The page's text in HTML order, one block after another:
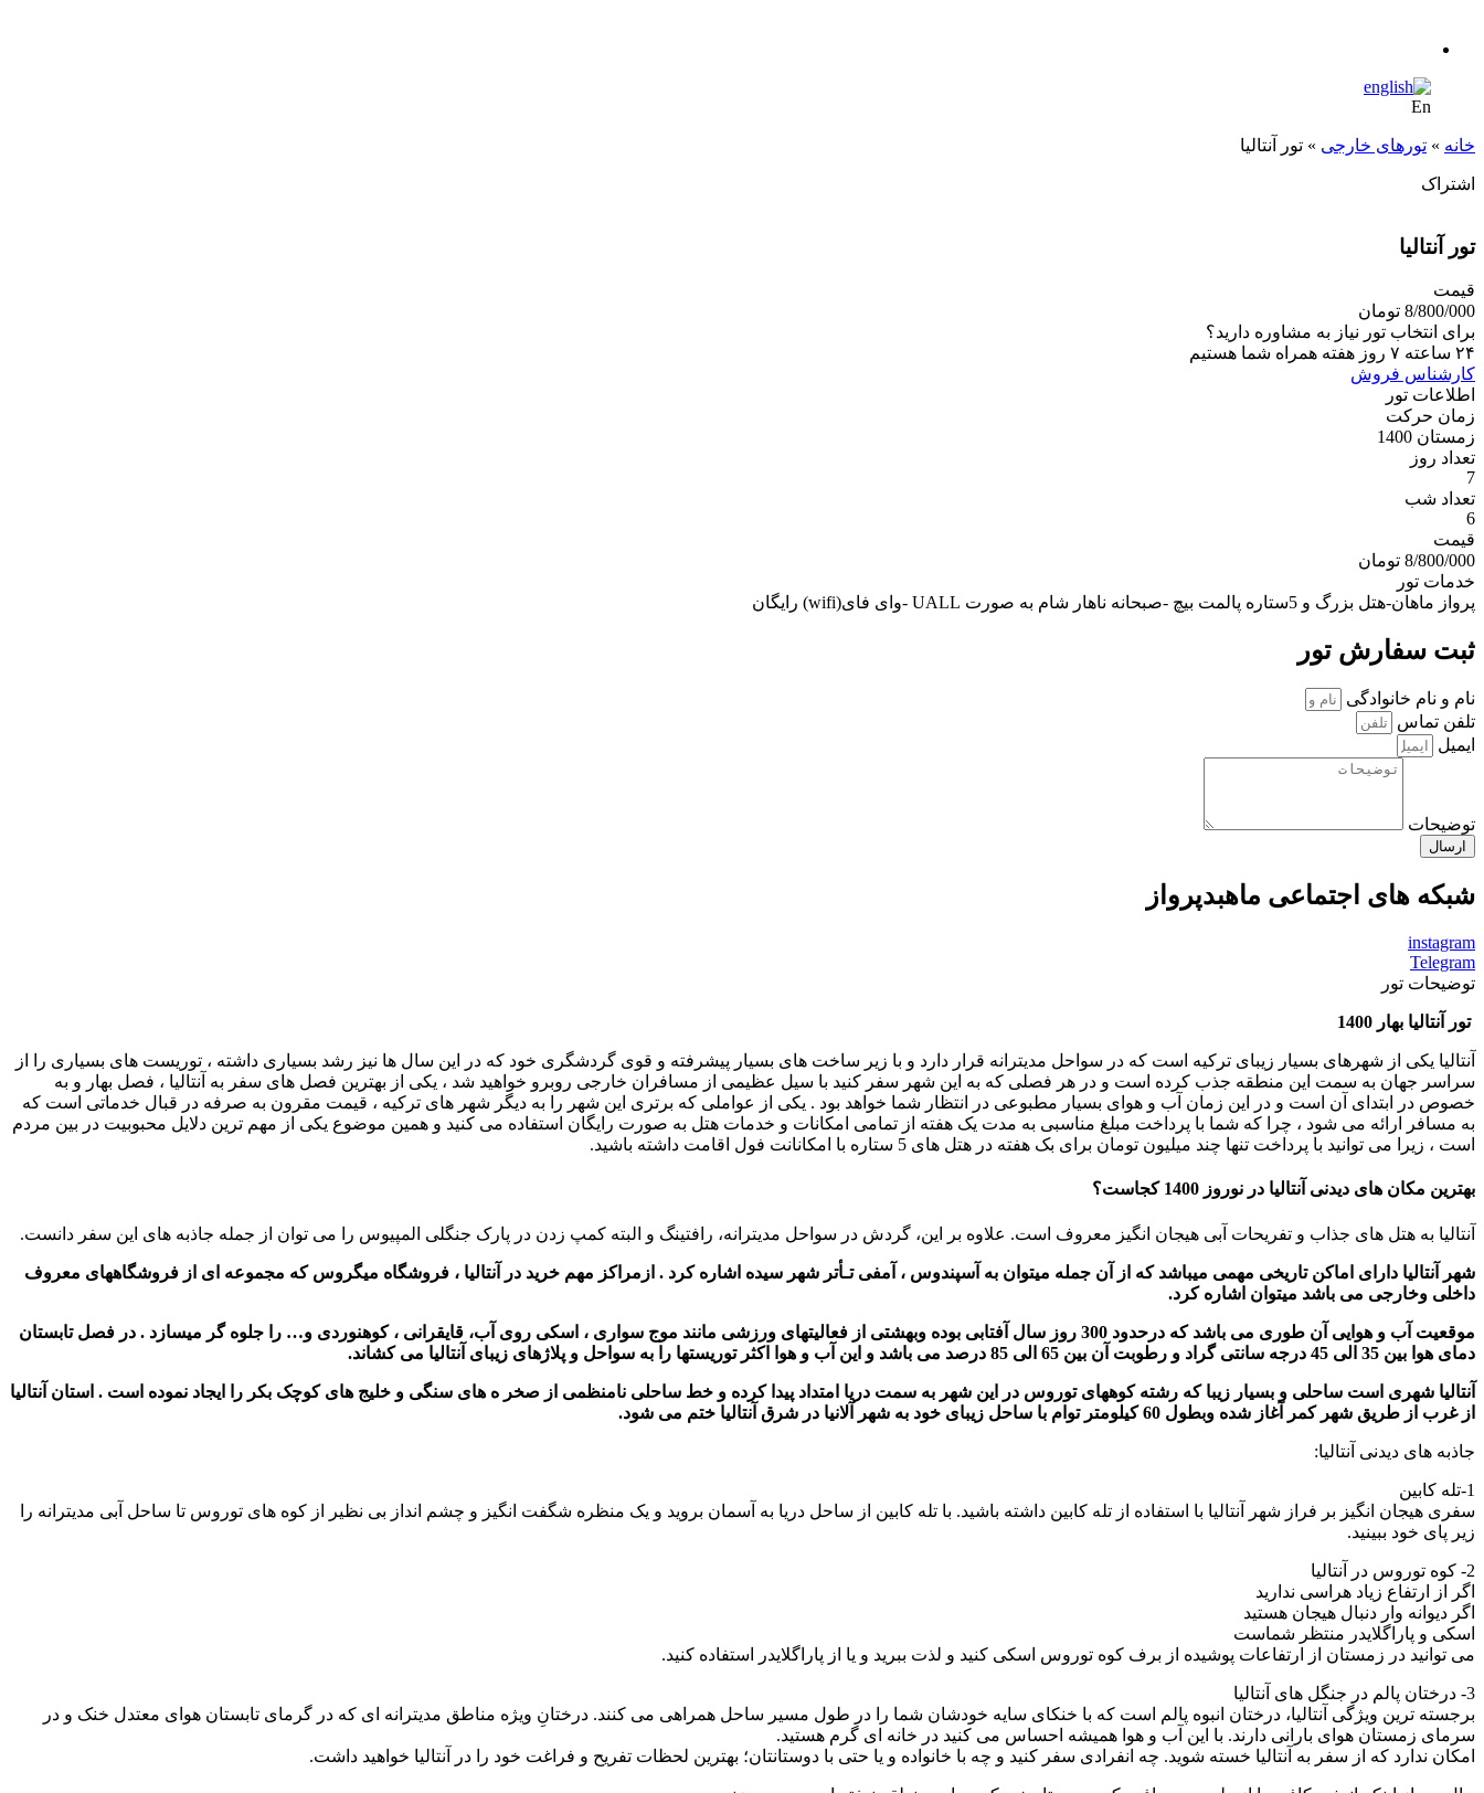
En
خانه » تورهای خارجی » تور آنتالیا
اشتراک
تور آنتالیا
قیمت
8/800/000 تومان
برای انتخاب تور نیاز به مشاوره دارید؟‌‌
۲۴ ساعته ۷ روز هفته همراه شما هستیم‌
کارشناس فروش
اطلاعات تور
زمان حرکت
زمستان 1400
تعداد روز
7
تعداد شب
6
قیمت
8/800/000 تومان
خدمات تور
پرواز ماهان-هتل بزرگ و 5ستاره پالمت بیچ -صبحانه ناهار شام به صورت UALL -وای فای(wifi) رایگان
ثبت سفارش تور
نام و نام خانوادگی
تلفن تماس
ایمیل
توضیحات
ارسال
شبکه های اجتماعی ماهبدپرواز
instagram
Telegram
توضیحات تور
تور آنتالیا بهار 1400
آنتالیا یکی از شهرهای بسیار زیبای ترکیه است که در سواحل مدیترانه قرار دارد و با زیر ساخت های بسیار پیشرفته و قوی گردشگری خود که در این سال ها نیز رشد بسیاری داشته ، توریست های بسیاری را از
سراسر جهان به سمت این منطقه جذب کرده است و در هر فصلی که به این شهر سفر کنید با سیل عظیمی از مسافران خارجی روبرو خواهید شد ، یکی از بهترین فصل های سفر به آنتالیا ، فصل بهار و به
خصوص در ابتدای آن است و در این زمان آب و هوای بسیار مطبوعی در انتظار شما خواهد بود . یکی از عواملی که برتری این شهر را به دیگر شهر های ترکیه ، قیمت مقرون به صرفه در قبال خدماتی است که
به مسافر ارائه می شود ، چرا که شما با پرداخت مبلغ مناسبی به مدت یک هفته از تمامی امکانات و خدمات هتل به صورت رایگان استفاده می کنید و همین موضوع یکی از مهم ترین دلایل محبوبیت در بین مردم
است ، زیرا می توانید با پرداخت تنها چند میلیون تومان برای بک هفته در هتل های 5 ستاره با امکانانت فول اقامت داشته باشید.
بهترین مکان های دیدنی آنتالیا در نوروز 1400 کجاست؟
آنتالیا به هتل های جذاب و تفریحات آبی هیجان انگیز معروف است. علاوه بر این، گردش در سواحل مدیترانه، رافتینگ و البته کمپ زدن در پارک جنگلی المپیوس را می توان از جمله جاذبه های این سفر دانست.
شهر آنتالیا دارای اماکن تاریخی مهمی میباشد که از آن جمله میتوان به آسپندوس ، آمفی تـأتر شهر سیده اشاره کرد . ازمراکز مهم خرید در آنتالیا ، فروشگاه میگروس که مجموعه ای از فروشگاههای معروف
داخلی وخارجی می باشد میتوان اشاره کرد.
موقعیت آب و هوایی آن طوری می باشد که درحدود 300 روز سال آفتابی بوده وبهشتی از فعالیتهای ورزشی مانند موج سواری ، اسکی روی آب، قایقرانی ، کوهنوردی و… را جلوه گر میسازد . در فصل تابستان
دمای هوا بین 35 الی 45 درجه سانتی گراد و رطوبت آن بین 65 الی 85 درصد می باشد و این آب و هوا اکثر توریستها را به سواحل و پلاژهای زیبای آنتالیا می کشاند.
آنتالیا شهری است ساحلی و بسیار زیبا که رشته کوههای توروس در این شهر به سمت دریا امتداد پیدا کرده و خط ساحلی نامنظمی از صخر ه های سنگی و خلیج های کوچک بکر را ایجاد نموده است . استان آنتالیا
از غرب از طریق شهر کمر آغاز شده وبطول 60 کیلومتر توام با ساحل زیبای خود به شهر آلانیا در شرق آنتالیا ختم می شود.
جاذبه های دیدنی آنتالیا:
1-تله کابین
سفری هیجان انگیز بر فراز شهر آنتالیا با استفاده از تله کابین داشته باشید. با تله کابین از ساحل دریا به آسمان بروید و یک منظره شگفت انگیز و چشم انداز بی نظیر از کوه های توروس تا ساحل آبی مدیترانه را
زیر پای خود ببینید.
2- کوه توروس در آنتالیا
اگر از ارتفاع زیاد هراسی ندارید
اگر دیوانه وار دنبال هیجان هستید
اسکی و پاراگلایدر منتظر شماست
می توانید در زمستان از ارتفاعات پوشیده از برف کوه توروس اسکی کنید و لذت ببرید و یا از پاراگلایدر استفاده کنید.
3- درختان پالم در جنگل های آنتالیا
برجسته ترین ویژگی آنتالیا، درختان انبوه پالم است که با خنکای سایه خودشان شما را در طول مسیر ساحل همراهی می کنند. درختانِ ویژه مناطق مدیترانه ای که در گرمای تابستان هوای معتدل خنک و در
سرمای زمستان هوای بارانی دارند. با این آب و هوا همیشه احساس می کنید در خانه ای گرم هستید.
امکان ندارد که از سفر به آنتالیا خسته شوید. چه انفرادی سفر کنید و چه با خانواده و یا حتی با دوستانتان؛ بهترین لحظات تفریح و فراغت خود را در آنتالیا خواهید داشت.